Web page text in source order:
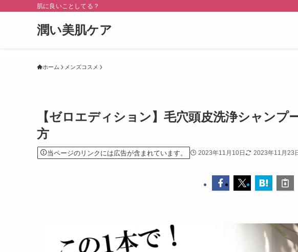
肌に良いことしてる？
潤い美肌ケア
ホーム メンズコスメ
【ゼロエディション】毛穴頭皮洗浄シャンプ
方
当ページのリンクには広告が含まれています。 2023年11月10日 2023年11月23